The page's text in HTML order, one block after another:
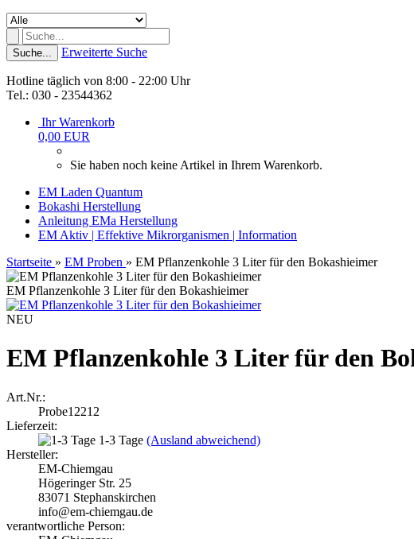
Suche... Erweiterte Suche
Hotline täglich von 8:00 - 22:00 Uhr
Tel.: 030 - 23544362
Ihr Warenkorb
0,00 EUR
Sie haben noch keine Artikel in Ihrem Warenkorb.
EM Laden Quantum
Bokashi Herstellung
Anleitung EMa Herstellung
EM Aktiv | Effektive Mikrorganismen | Information
Startseite » EM Proben » EM Pflanzenkohle 3 Liter für den Bokashieimer
EM Pflanzenkohle 3 Liter für den Bokashieimer
NEU
EM Pflanzenkohle 3 Liter für den
Art.Nr.:
Probe12212
Lieferzeit:
1-3 Tage (Ausland abweichend)
Hersteller:
EM-Chiemgau
Högeringer Str. 25
83071 Stephanskirchen
info@em-chiemgau.de
verantwortliche Person: